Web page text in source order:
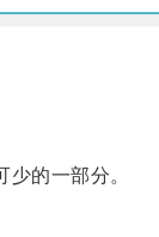
的一部分。